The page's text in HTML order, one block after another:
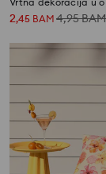
2,45 BAM 4,95BAM